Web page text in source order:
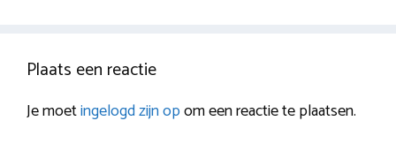
Plaats een reactie
Je moetingelogd zijn opom een reactie te plaatsen.